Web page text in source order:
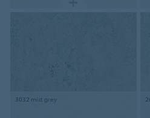
3032 mist grey